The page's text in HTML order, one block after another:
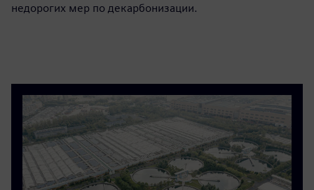
недорогих мер по декарбонизации.